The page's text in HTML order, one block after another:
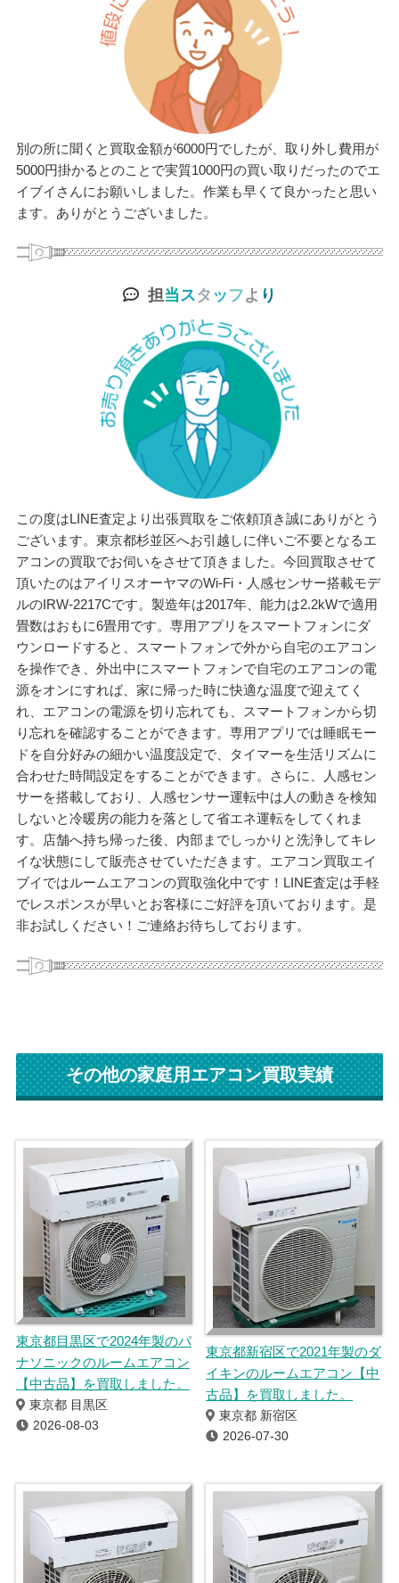
別の所に聞くと買取金額が6000円でしたが、取り外し費用が
5000円掛かるとのことで実質1000円の買い取りだったのでエ
イブイさんにお願いしました。作業も早くて良かったと思い
ます。ありがとうございました。
担当スタ ッ フよ り
この度はLINE査定より出張買取をご依頼頂き誠にありがとう
ございます。東京都杉並区へお引越しに伴いご不要となるエ
アコンの買取でお伺いをさせて頂きました。今回買取させて
頂いたのはアイリスオーヤマのWi-Fi・人感センサー搭載モデ
ルのIRW-2217Cです。製造年は2017年、能力は2.2kWで適用
畳数はおもに6畳用です。専用アプリをスマートフォンにダ
ウンロードすると、スマートフォンで外から自宅のエアコン
を操作でき、外出中にスマートフォンで自宅のエアコンの電
源をオンにすれば、家に帰った時に快適な温度で迎えてく
れ、エアコンの電源を切り忘れても、スマートフォンから切
り忘れを確認することができます。専用アプリでは睡眠モー
ドを自分好みの細かい温度設定で、タイマーを生活リズムに
合わせた時間設定をすることができます。さらに、人感セン
サーを搭載しており、人感センサー運転中は人の動きを検知
しないと冷暖房の能力を落として省エネ運転をしてくれま
す。店舗へ持ち帰った後、内部までしっかりと洗浄してキレ
イな状態にして販売させていただきます。エアコン買取エイ
ブイではルームエアコンの買取強化中です！LINE査定は手軽
でレスポンスが早いとお客様にご好評を頂いております。是
非お試しください！ご連絡お待ちしております。
その他の家庭用エアコン買取実績
東京都目黒区で2024年製のパ
ナソニックのルームエアコン
【中古品】を買取しました。
東京都 目黒区
2026-08-03
東京都新宿区で2021年製のダ
イキンのルームエアコン【中
古品】を買取しました。
東京都 新宿区
2026-07-30